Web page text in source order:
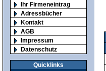
Ihr Firmeneintrag
Adressbücher
Kontakt
AGB
Impressum
Datenschutz
Quicklinks